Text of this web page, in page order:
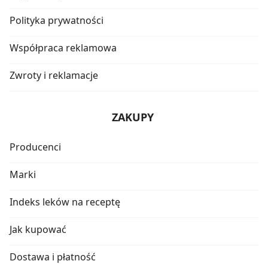
Polityka prywatności
Współpraca reklamowa
Zwroty i reklamacje
ZAKUPY
Producenci
Marki
Indeks leków na receptę
Jak kupować
Dostawa i płatność